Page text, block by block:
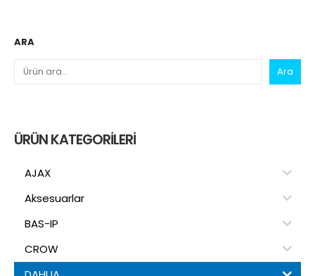
ARA
Ara
ÜRÜN KATEGORILERI
AJAX
Aksesuarlar
BAS-IP
CROW